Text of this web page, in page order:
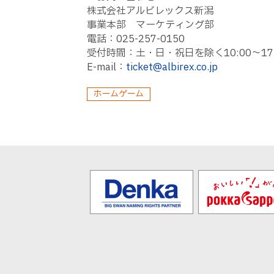
株式会社アルビレックス新潟
事業本部 マーケティング部
電話：025-257-0150
受付時間：土・日・祝日を除く10:00〜
E-mail： ticket@albirex.co.jp
ホームゲーム